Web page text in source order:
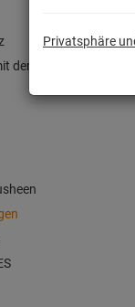
der Maus
Privatsphäre